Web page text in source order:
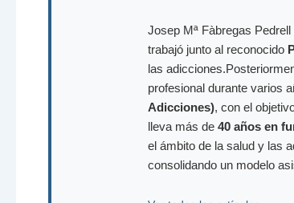
Josep Mª Fàbregas
trabajó junto al reconocido
las
profesional durante varios
Adicciones), con el
lleva más de 40 años en
el ámbito de la salud y las
consolidando un modelo